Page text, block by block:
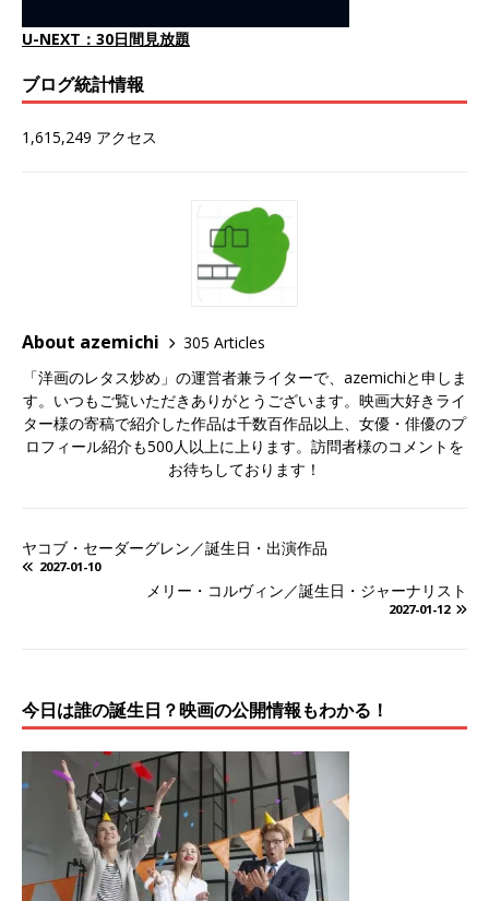
U-NEXT：30日間見放題
ブログ統計情報
1,615,249 アクセス
About azemichi
305 Articles
「洋画のレタス炒め」の運営者兼ライターで、azemichiと申しま
す。いつもご覧いただきありがとうございます。映画大好きライ
ター様の寄稿で紹介した作品は千数百作品以上、女優・俳優のプ
ロフィール紹介も500人以上に上ります。訪問者様のコメントを
お待ちしております！
ヤコブ・セーダーグレン／誕生日・出演作品
2027-01-10
メリー・コルヴィン／誕生日・ジャーナリスト
2027-01-12
今日は誰の誕生日？映画の公開情報もわかる！